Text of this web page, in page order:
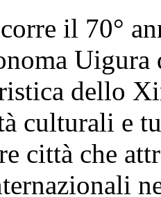
il 70°
dello
culturali e
città che